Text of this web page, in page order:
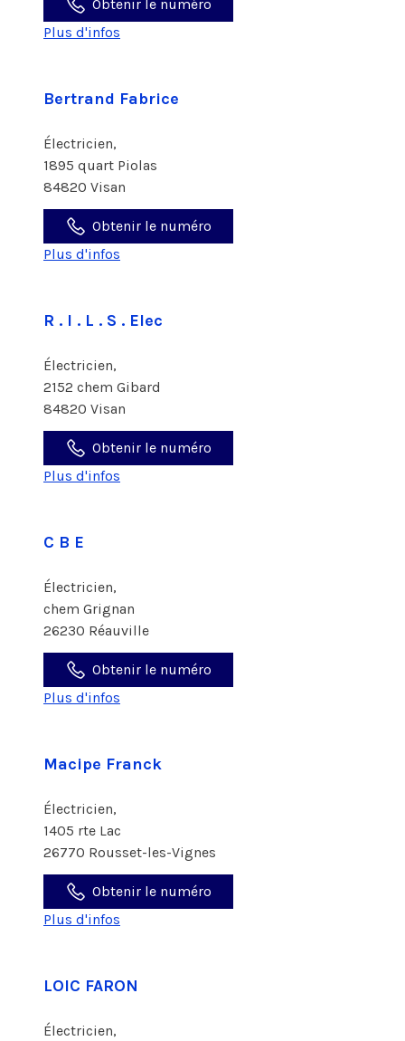
Obtenir le numéro
Plus d'infos
Bertrand Fabrice
Électricien,
1895 quart Piolas
84820 Visan
Obtenir le numéro
Plus d'infos
R . I . L . S . Elec
Électricien,
2152 chem Gibard
84820 Visan
Obtenir le numéro
Plus d'infos
C B E
Électricien,
chem Grignan
26230 Réauville
Obtenir le numéro
Plus d'infos
Macipe Franck
Électricien,
1405 rte Lac
26770 Rousset-les-Vignes
Obtenir le numéro
Plus d'infos
LOIC FARON
Électricien,